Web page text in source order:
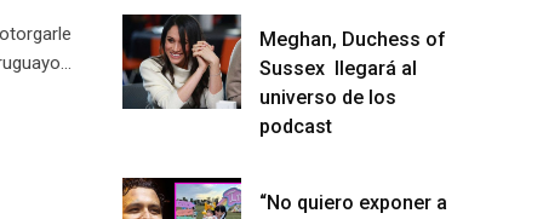
Meghan, Duchess of
Sussex llegará al
universo de los
podcast
“No quiero exponer a